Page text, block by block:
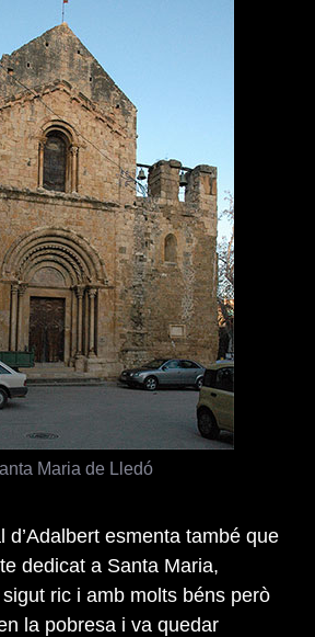
Maria de Lledó
d’Adalbert esmenta també que
dedicat a Santa Maria,
ric i amb molts béns però
la pobresa i va quedar